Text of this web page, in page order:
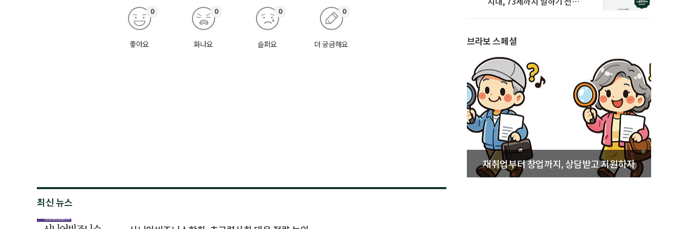
좋아요
0
화나요
0
슬퍼요
0
더 궁금해요
0
최신 뉴스
브라보 스페셜
재취업부터 창업까지, 상담받고 지원하자